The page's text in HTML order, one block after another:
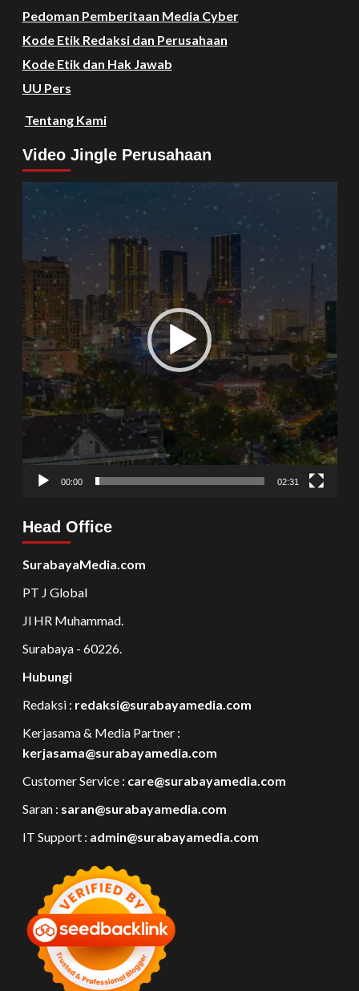
Pedoman Pemberitaan Media Cyber
Kode Etik Redaksi dan Perusahaan
Kode Etik dan Hak Jawab
UU Pers
Tentang Kami
Video Jingle Perusahaan
Video
Player
00:00 02:31
Head Office
SurabayaMedia.com
PT J Global
Jl HR Muhammad.
Surabaya - 60226.
Hubungi
Redaksi : redaksi@surabayamedia.com
Kerjasama & Media Partner :
kerjasama@surabayamedia.com
Customer Service : care@surabayamedia.com
Saran : saran@surabayamedia.com
IT Support : admin@surabayamedia.com